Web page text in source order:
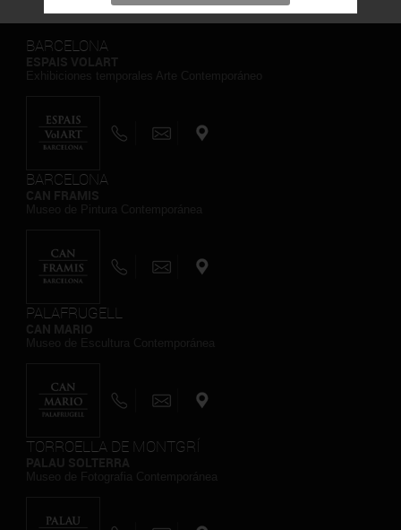
BARCELONA
BARCELONA
PALAFRUGELL
TORROELLA DE MONTGRÍ